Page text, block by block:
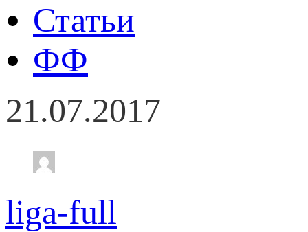
Статьи
ФФ
21.07.2017
liga-full